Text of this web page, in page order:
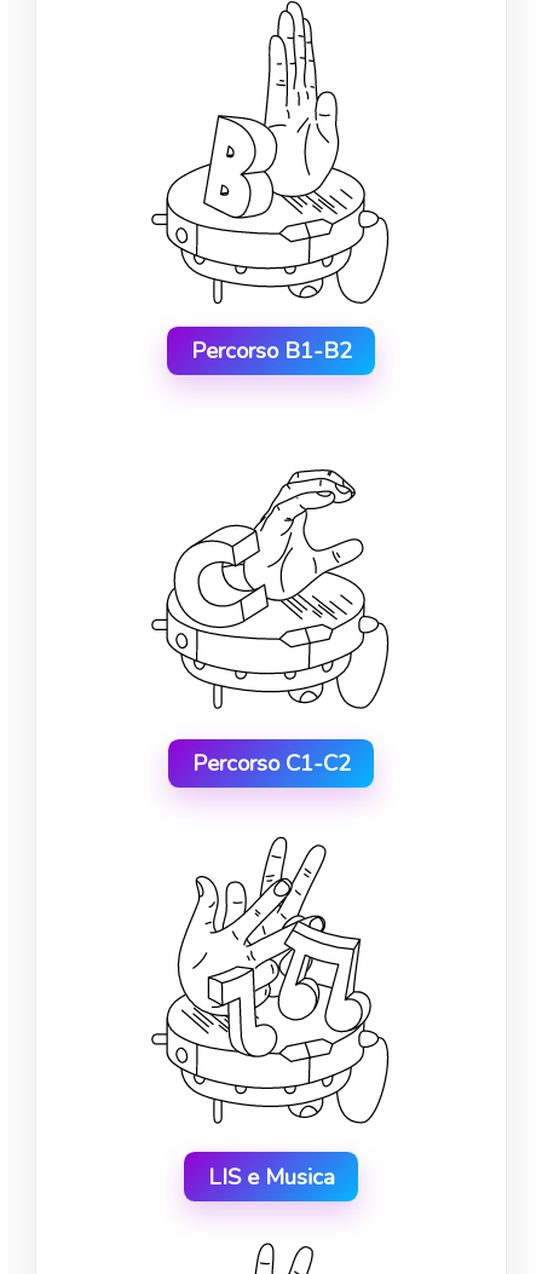
Percorso B1-B2
Percorso C1-C2
LIS e Musica